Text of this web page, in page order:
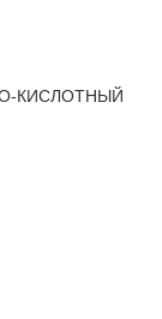
КИСЛОТНЫЙ